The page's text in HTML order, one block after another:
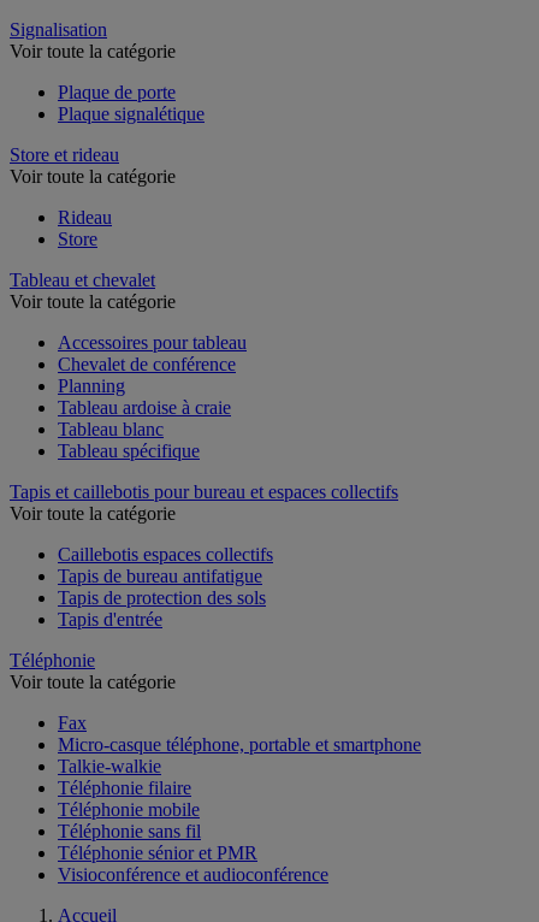
Signalisation
Voir toute la catégorie
Plaque de porte
Plaque signalétique
Store et rideau
Voir toute la catégorie
Rideau
Store
Tableau et chevalet
Voir toute la catégorie
Accessoires pour tableau
Chevalet de conférence
Planning
Tableau ardoise à craie
Tableau blanc
Tableau spécifique
Tapis et caillebotis pour bureau et espaces collectifs
Voir toute la catégorie
Caillebotis espaces collectifs
Tapis de bureau antifatigue
Tapis de protection des sols
Tapis d'entrée
Téléphonie
Voir toute la catégorie
Fax
Micro-casque téléphone, portable et smartphone
Talkie-walkie
Téléphonie filaire
Téléphonie mobile
Téléphonie sans fil
Téléphonie sénior et PMR
Visioconférence et audioconférence
Accueil